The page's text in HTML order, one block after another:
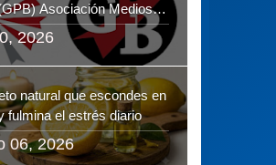
Asociación Medios
Digitales
2026
natural que escondes en
fulmina el estrés diario
06, 2026